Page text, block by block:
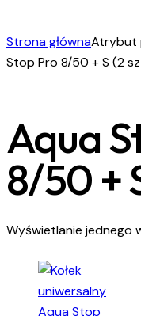
1
Strona głównaAtrybut
Stop Pro 8/50 + S (2
Aqua
8/50 +
Wyświetlanie jednego